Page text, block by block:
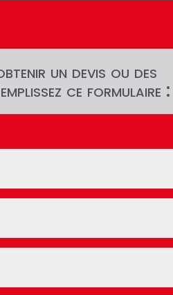
un devis ou des
ce formulaire :